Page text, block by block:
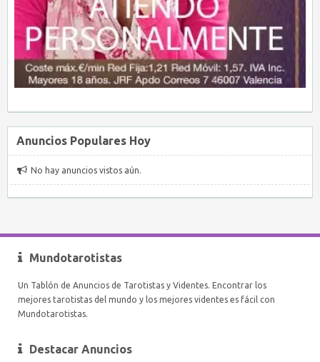
Anuncios Populares Hoy
No hay anuncios vistos aún.
Mundotarotistas
Un Tablón de Anuncios de Tarotistas y Videntes. Encontrar los
mejores tarotistas del mundo y los mejores videntes es fácil con
Mundotarotistas.
Destacar Anuncios